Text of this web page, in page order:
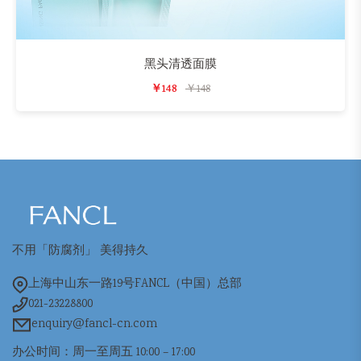
黑头清透面膜
￥148 ￥148
不用「防腐剂」 美得持久
上海中山东一路19号FANCL（中国）总部
021-23228800
enquiry@fancl-cn.com
办公时间：周一至周五 10:00 – 17:00